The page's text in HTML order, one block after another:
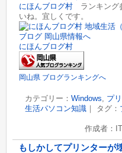
にほんブログ村 ランキング
いね。宜しくです。
にほんブログ村
岡山県 ブログランキングへ
カテゴリー： Windows プ
生活パソコン知識｜ タグ：
作成者：
もしかしてプリンターが